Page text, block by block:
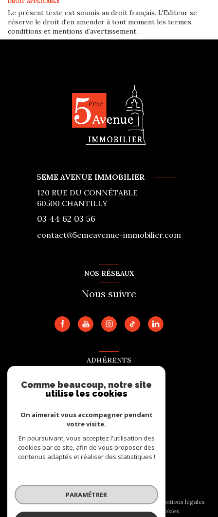
Le présent texte est soumis au droit français. L'Editeur se
réserve le droit d'en amender à tout moment les termes,
conditions et mentions d'avertissement.
5EME AVENUE IMMOBILIER
120 RUE DU CONNÉTABLE
60500 CHANTILLY
03 44 62 03 56
contact@5emeavenue-immobilier.com
NOS RÉSEAUX
Nous suivre
ADHÉRENTS
Nous adhérons
Mentions légales
Admin
Politique RGPD Cookies
Comme beaucoup, notre site
utilise les cookies
On aimerait vous accompagner pendant
votre visite.
En poursuivant, vous acceptez l'utilisation des
cookies par ce site, afin de vous proposer des
contenus adaptés et réaliser des statistiques !
PARAMÉTRER